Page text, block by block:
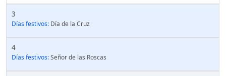
3
Días festivos: Día de la Cruz
4
Días festivos:Señor de las Roscas